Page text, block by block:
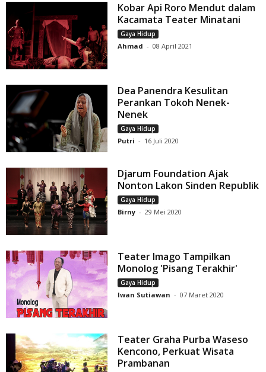
Kobar Api Roro Mendut dalam
Kacamata Teater Minatani
Gaya Hidup
Ahmad - 08 April 2021
Dea Panendra Kesulitan
Perankan Tokoh Nenek-
Nenek
Gaya Hidup
Putri - 16 Juli 2020
Djarum Foundation Ajak
Nonton Lakon Sinden Republik
Gaya Hidup
Birny - 29 Mei 2020
Teater Imago Tampilkan
Monolog 'Pisang Terakhir'
Gaya Hidup
Iwan Sutiawan - 07 Maret 2020
Teater Graha Purba Waseso
Kencono, Perkuat Wisata
Prambanan